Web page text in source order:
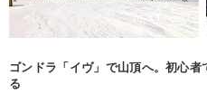
ゴンドラ「イヴ」で山頂へ。初心
る